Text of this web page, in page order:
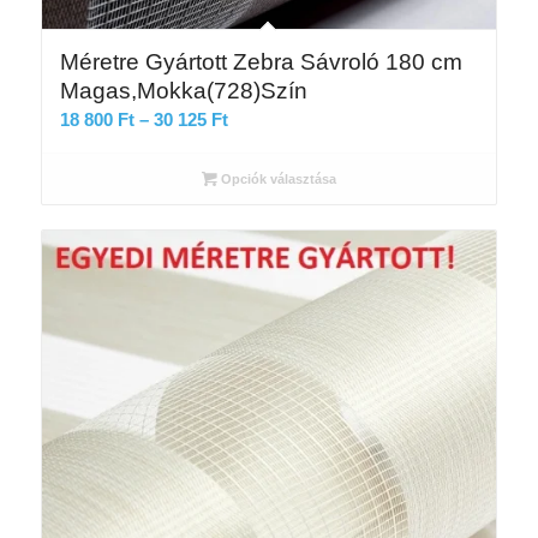
Méretre Gyártott Zebra Sávroló 180 cm
Magas,Mokka(728)Szín
18 800 Ft – 30 125 FtÁrtartomány:
800 Ft
30
125 Ft
Opciók választása